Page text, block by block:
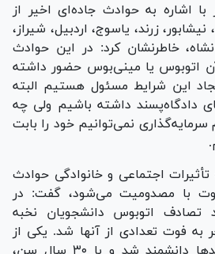
اشاره به حوادث جاده‌ای اخیر از
زرند، یاسوج، اردبیل، شیراز،
خاطرنشان کرد: در این حوادث
اتوبوس یا مینی‌بوس حضور داشته
این شرایط مسئول هستیم البته
داشته باشیم ولی چه
نمی‌توانیم خود را بابت
تأثیرات اجتماعی و خانوادگی حوادث
با مصدومیت می‌شود، گفت: در
اتوبوس دانشجویان نخبه
به فوت تعدادی از آنها شد. یکی از
مجروحان آن حادثه، بعد‌ها دانشمند شد و با ۳۰ سال سن،